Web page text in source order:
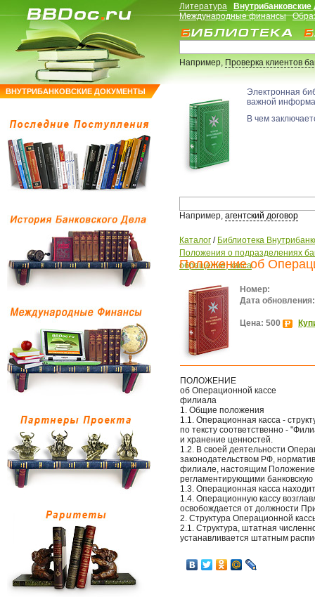
ВНУТРИБАНКОВСКИЕ ДОКУМЕНТЫ
Литература
Международные финансы
Например,Проверка клиентов
Электронная
важной
В чем
Например, агентский договор
Каталог / Библиотека
Положения о подразделениях
обращение, касса
Положение об
Номер:
Дата обновления:
Цена: 500
ПОЛОЖЕНИЕ
об Операционной кассе
филиала
1. Общие положения
1.1. Операционная касса -
по тексту соответственно -
и хранение ценностей.
1.2. В своей деятельности
законодательством РФ,
филиале, настоящим
регламентирующими банковскую
1.3. Операционная касса
1.4. Операционную кассу
освобождается от должности
2. Структура Операционной
2.1. Структура, штатная
устанавливается штатным